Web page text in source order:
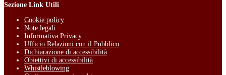
Sezione Link Utili
Cookie policy
Note legali
Informativa Privacy
Ufficio Relazioni con il Pubblico
Dichiarazione di accessibilità
Obiettivi di accessibilità
Whistleblowing